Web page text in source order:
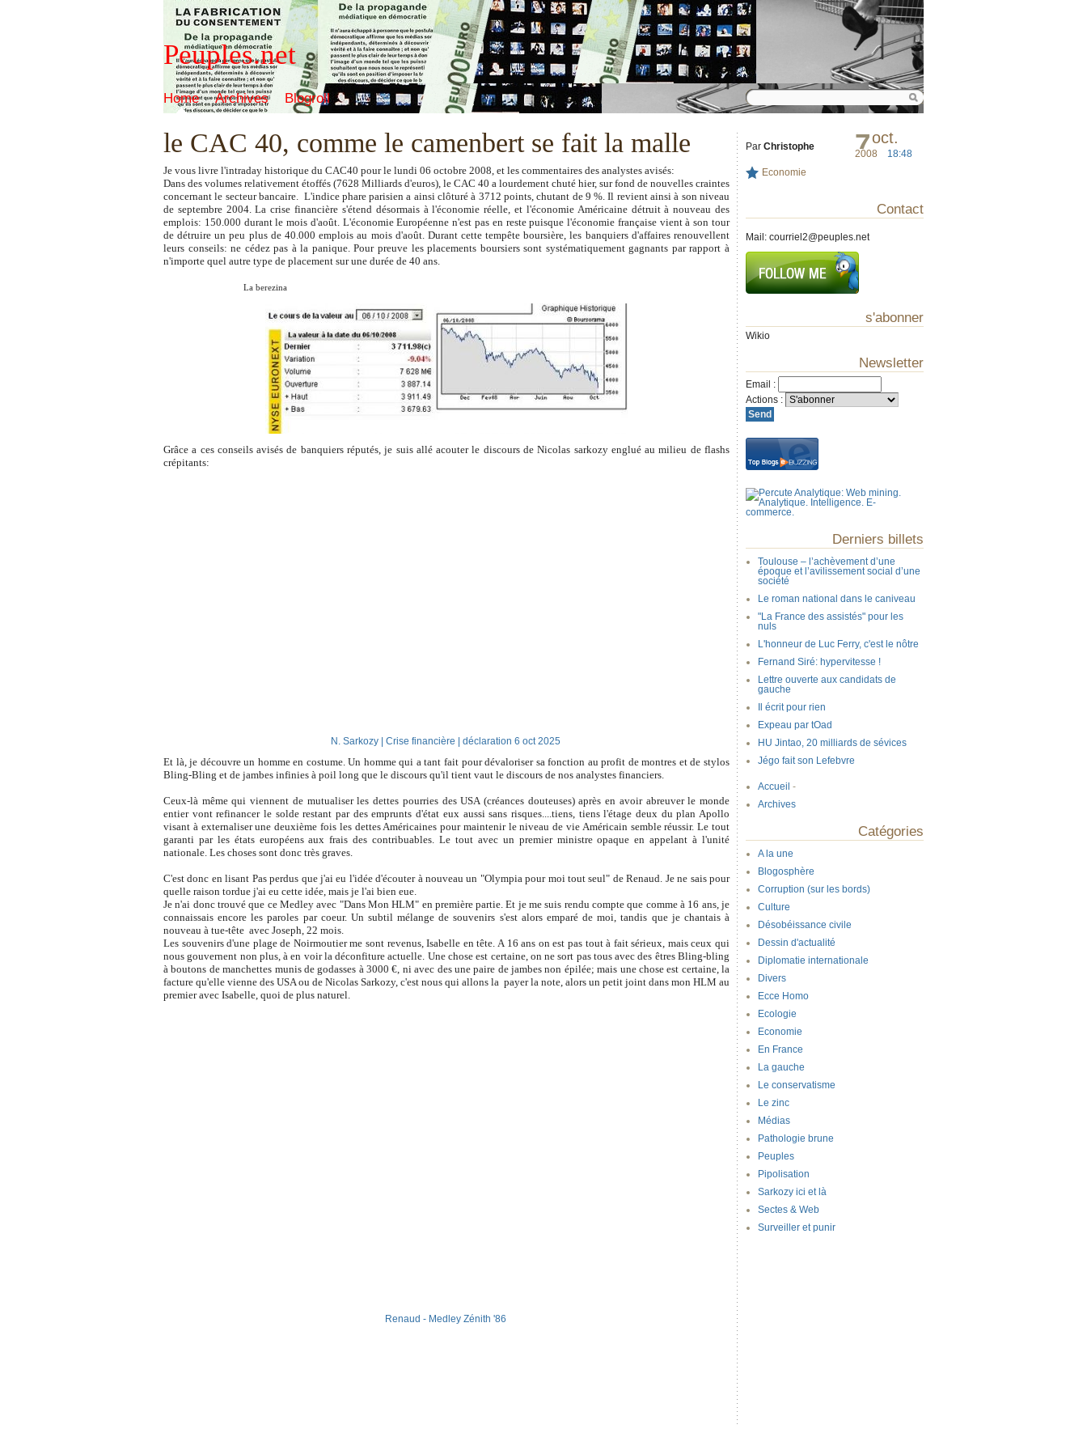
Peuples.net
Home Archives Blogroll
le CAC 40, comme le camenbert se fait la malle 7oct.
2008 18:48
Par Christophe
Economie
Je vous livre l'intraday historique du CAC40 pour le lundi 06 octobre 2008, et les commentaires des analystes avisés:
Dans des volumes relativement étoffés (7628 Milliards d'euros), le CAC 40 a lourdement chuté hier, sur fond de nouvelles craintes
concernant le secteur bancaire. L'indice phare parisien a ainsi clôturé à 3712 points, chutant de 9 %. Il revient ainsi à son niveau
de septembre 2004. La crise financière s'étend désormais à l'économie réelle, et l'économie Américaine détruit à nouveau des
emplois: 150.000 durant le mois d'août. L'économie Européenne n'est pas en reste puisque l'économie française vient à son tour
de détruire un peu plus de 40.000 emplois au mois d'août. Durant cette tempête boursière, les banquiers d'affaires renouvellent
leurs conseils: ne cédez pas à la panique. Pour preuve les placements boursiers sont systématiquement gagnants par rapport à
n'importe quel autre type de placement sur une durée de 40 ans.
La berezina
Grâce a ces conseils avisés de banquiers réputés, je suis allé acouter le discours de Nicolas sarkozy englué au milieu de flashs
crépitants:
N. Sarkozy | Crise financière | déclaration 6 oct 2025
Et là, je découvre un homme en costume. Un homme qui a tant fait pour dévaloriser sa fonction au profit de montres et de stylos
Bling-Bling et de jambes infinies à poil long que le discours qu'il tient vaut le discours de nos analystes financiers.
Ceux-là même qui viennent de mutualiser les dettes pourries des USA (créances douteuses) après en avoir abreuver le monde
entier vont refinancer le solde restant par des emprunts d'état eux aussi sans risques....tiens, tiens l'étage deux du plan Apollo
visant à externaliser une deuxième fois les dettes Américaines pour maintenir le niveau de vie Américain semble réussir. Le tout
garanti par les états européens aux frais des contribuables. Le tout avec un premier ministre opaque en appelant à l'unité
nationale. Les choses sont donc très graves.
C'est donc en lisant Pas perdus que j'ai eu l'idée d'écouter à nouveau un "Olympia pour moi tout seul" de Renaud. Je ne sais pour
quelle raison tordue j'ai eu cette idée, mais je l'ai bien eue.
Je n'ai donc trouvé que ce Medley avec "Dans Mon HLM" en première partie. Et je me suis rendu compte que comme à 16 ans, je
connaissais encore les paroles par coeur. Un subtil mélange de souvenirs s'est alors emparé de moi, tandis que je chantais à
nouveau à tue-tête avec Joseph, 22 mois.
Les souvenirs d'une plage de Noirmoutier me sont revenus, Isabelle en tête. A 16 ans on est pas tout à fait sérieux, mais ceux qui
nous gouvernent non plus, à en voir la déconfiture actuelle. Une chose est certaine, on ne sort pas tous avec des êtres Bling-bling
à boutons de manchettes munis de godasses à 3000 €, ni avec des une paire de jambes non épilée; mais une chose est certaine, la
facture qu'elle vienne des USA ou de Nicolas Sarkozy, c'est nous qui allons la payer la note, alors un petit joint dans mon HLM au
premier avec Isabelle, quoi de plus naturel.
Renaud - Medley Zénith '86
Contact
Mail: courriel2@peuples.net
s'abonner
Wikio
Newsletter
Email :
Actions :
Derniers billets
Toulouse – l’achèvement d’une
époque et l’avilissement social d’une
société
Le roman national dans le caniveau
"La France des assistés" pour les
nuls
L'honneur de Luc Ferry, c'est le nôtre
Fernand Siré: hypervitesse !
Lettre ouverte aux candidats de
gauche
Il écrit pour rien
Expeau par tOad
HU Jintao, 20 milliards de sévices
Jégo fait son Lefebvre
Accueil -
Archives
Catégories
A la une
Blogosphère
Corruption (sur les bords)
Culture
Désobéissance civile
Dessin d'actualité
Diplomatie internationale
Divers
Ecce Homo
Ecologie
Economie
En France
La gauche
Le conservatisme
Le zinc
Médias
Pathologie brune
Peuples
Pipolisation
Sarkozy ici et là
Sectes & Web
Surveiller et punir